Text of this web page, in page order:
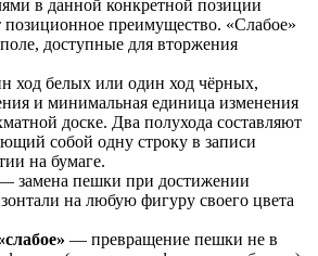
в данной конкретной позиции
позиционное преимущество. «Слабое»
доступные для вторжения
ход белых или один ход чёрных,
и минимальная единица изменения
доске. Два полухода составляют
собой одну строку в записи
на бумаге.
замена пешки при достижении
на любую фигуру своего цвета
— превращение пешки не в